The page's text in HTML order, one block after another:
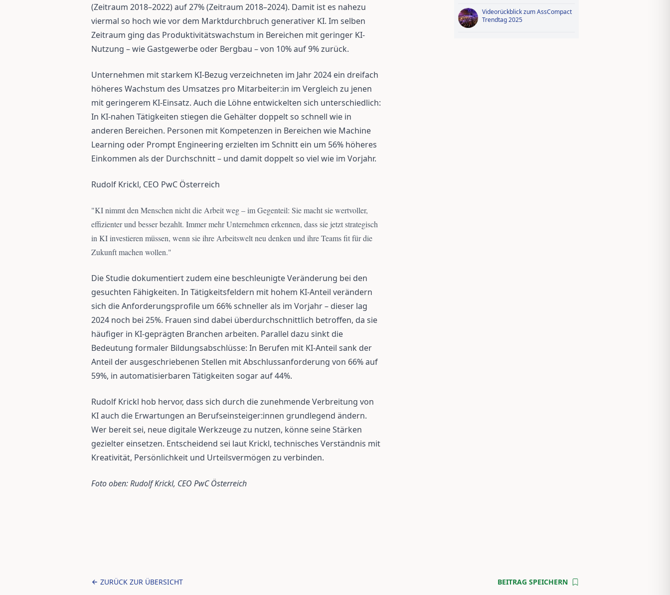
(Zeitraum 2018–2022) auf 27% (Zeitraum 2018–2024). Damit ist es nahezu
viermal so hoch wie vor dem Marktdurchbruch generativer KI. Im selben
Zeitraum ging das Produktivitätswachstum in Bereichen mit geringer KI-
Nutzung – wie Gastgewerbe oder Bergbau – von 10% auf 9% zurück.
Unternehmen mit starkem KI-Bezug verzeichneten im Jahr 2024 ein dreifach
höheres Wachstum des Umsatzes pro Mitarbeiter:in im Vergleich zu jenen
mit geringerem KI-Einsatz. Auch die Löhne entwickelten sich unterschiedlich:
In KI-nahen Tätigkeiten stiegen die Gehälter doppelt so schnell wie in
anderen Bereichen. Personen mit Kompetenzen in Bereichen wie Machine
Learning oder Prompt Engineering erzielten im Schnitt ein um 56% höheres
Einkommen als der Durchschnitt – und damit doppelt so viel wie im Vorjahr.
Rudolf Krickl, CEO PwC Österreich
"KI nimmt den Menschen nicht die Arbeit weg – im Gegenteil: Sie macht sie wertvoller,
effizienter und besser bezahlt. Immer mehr Unternehmen erkennen, dass sie jetzt strategisch
in KI investieren müssen, wenn sie ihre Arbeitswelt neu denken und ihre Teams fit für die
Zukunft machen wollen."
Die Studie dokumentiert zudem eine beschleunigte Veränderung bei den
gesuchten Fähigkeiten. In Tätigkeitsfeldern mit hohem KI-Anteil verändern
sich die Anforderungsprofile um 66% schneller als im Vorjahr – dieser lag
2024 noch bei 25%. Frauen sind dabei überdurchschnittlich betroffen, da sie
häufiger in KI-geprägten Branchen arbeiten. Parallel dazu sinkt die
Bedeutung formaler Bildungsabschlüsse: In Berufen mit KI-Anteil sank der
Anteil der ausgeschriebenen Stellen mit Abschlussanforderung von 66% auf
59%, in automatisierbaren Tätigkeiten sogar auf 44%.
Rudolf Krickl hob hervor, dass sich durch die zunehmende Verbreitung von
KI auch die Erwartungen an Berufseinsteiger:innen grundlegend ändern.
Wer bereit sei, neue digitale Werkzeuge zu nutzen, könne seine Stärken
gezielter einsetzen. Entscheidend sei laut Krickl, technisches Verständnis mit
Kreativität, Persönlichkeit und Urteilsvermögen zu verbinden.
Foto oben: Rudolf Krickl, CEO PwC Österreich
Videorückblick zum AssCompact
Trendtag 2025
ZURÜCK ZUR ÜBERSICHT BEITRAG SPEICHERN